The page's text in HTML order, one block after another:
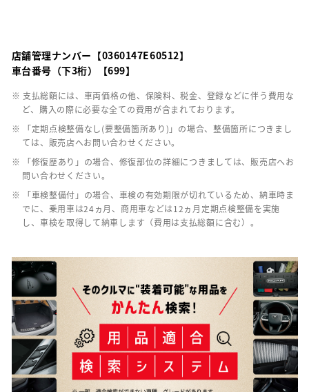
店舗管理ナンバー【0360147E60512】
車台番号（下3桁）【699】
※ 支払総額には、車両価格の他、保険料、税金、登録などに伴う費用な
ど、購入の際に必要な全ての費用が含まれております。
※ 「定期点検整備なし(要整備箇所あり)」の場合、整備箇所につきまし
ては、販売店へお問い合わせください。
※ 「修復歴あり」の場合、修復部位の詳細につきましては、販売店へお
問い合わせください。
※ 「車検整備付」の場合、車検の有効期限が切れているため、納車時ま
でに、乗用車は24ヵ月、商用車などは12ヵ月定期点検整備を実施
し、車検を取得して納車します（費用は支払総額に含む）。